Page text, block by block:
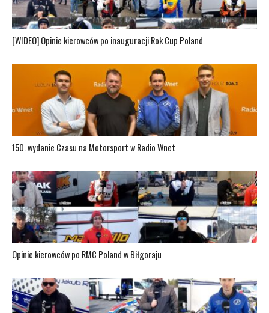
[WIDEO] Opinie kierowców po inauguracji Rok Cup Poland
150. wydanie Czasu na Motorsport w Radio Wnet
Opinie kierowców po RMC Poland w Biłgoraju